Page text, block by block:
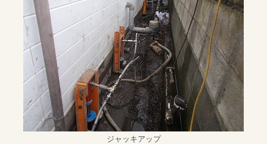
ジャッキアップ